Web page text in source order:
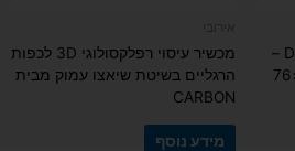
ארגז קרוספיט מרופד DENVER –
קופסה פליאומטרית 50×60×76
מכשיר עיסוי רפלקסולוגי 3D לכפות
הרגליים בשיטת שיאצו עמוק מבית
CARBON
מידע נוסף